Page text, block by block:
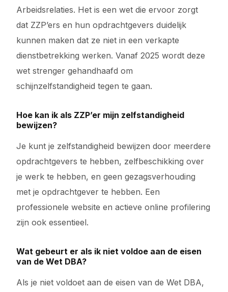
Arbeidsrelaties. Het is een wet die ervoor zorgt
dat ZZP’ers en hun opdrachtgevers duidelijk
kunnen maken dat ze niet in een verkapte
dienstbetrekking werken. Vanaf 2025 wordt deze
wet strenger gehandhaafd om
schijnzelfstandigheid tegen te gaan.
Hoe kan ik als ZZP’er mijn zelfstandigheid
bewijzen?
Je kunt je zelfstandigheid bewijzen door meerdere
opdrachtgevers te hebben, zelfbeschikking over
je werk te hebben, en geen gezagsverhouding
met je opdrachtgever te hebben. Een
professionele website en actieve online profilering
zijn ook essentieel.
Wat gebeurt er als ik niet voldoe aan de eisen
van de Wet DBA?
Als je niet voldoet aan de eisen van de Wet DBA,